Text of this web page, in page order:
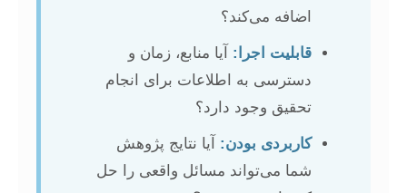
اضافه می‌کند؟
قابلیت اجرا: آیا منابع، زمان و
دسترسی به اطلاعات برای انجام
تحقیق وجود دارد؟
کاربردی بودن: آیا نتایج پژوهش
شما می‌تواند مسائل واقعی را حل